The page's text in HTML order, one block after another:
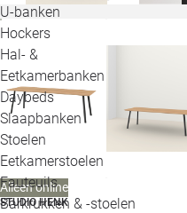
U-banken
Hockers
Hal- &
Eetkamerbanken
Daybeds
Slaapbanken
Stoelen
Eetkamerstoelen
Fauteuils
Barkrukken & -stoelen
Alleen online
STUDIO HENK